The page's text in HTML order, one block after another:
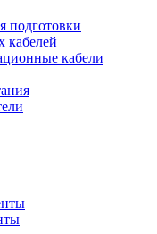
подготовки
кабелей
кабели